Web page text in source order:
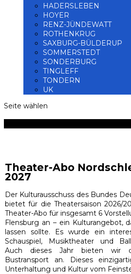
HADERSLEBEN
HOYER
RENZ-JÜNDEWATT
ROTHENKRUG
SAXBURG-BÜLDERUP
SOMMERSTEDT
SONDERBURG
TINGLEFF
TONDERN
UK
Seite wählen
Theater-Abo
2027
Der Kulturausschuss des Bundes
bietet für die Theatersaison 2026/
Theater-Abo für insgesamt 6
Flensburg an – ein Kulturangebot,
lassen sollte. Es wurde ein
Schauspiel, Musiktheater und
Auch dieses Jahr bieten wir
Bustransport an. Dieses
Unterhaltung und Kultur vom